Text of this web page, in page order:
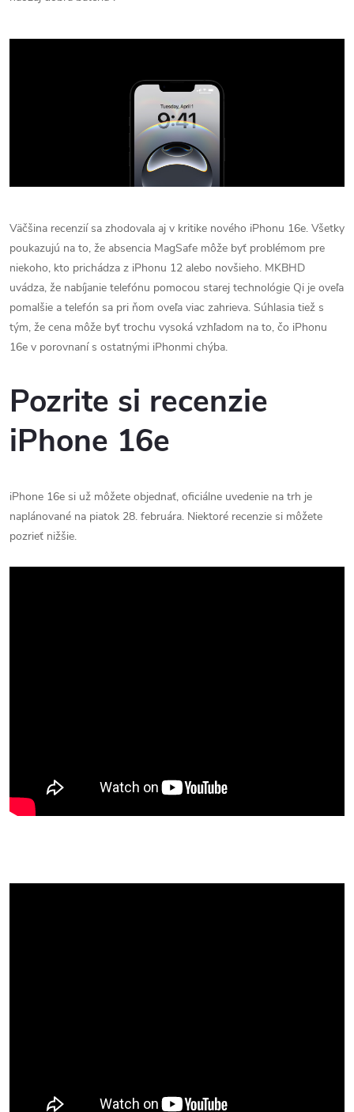
Väčšina recenzií sa zhodovala aj v kritike nového iPhonu 16e. Všetky
poukazujú na to, že absencia MagSafe môže byť problémom pre
niekoho, kto prichádza z iPhonu 12 alebo novšieho. MKBHD
uvádza, že nabíjanie telefónu pomocou starej technológie Qi je oveľa
pomalšie a telefón sa pri ňom oveľa viac zahrieva. Súhlasia tiež s
tým, že cena môže byť trochu vysoká vzhľadom na to, čo iPhonu
16e v porovnaní s ostatnými iPhonmi chýba.
Pozrite si recenzie
iPhone 16e
iPhone 16e si už môžete objednať, oficiálne uvedenie na trh je
naplánované na piatok 28. februára. Niektoré recenzie si môžete
pozrieť nižšie.